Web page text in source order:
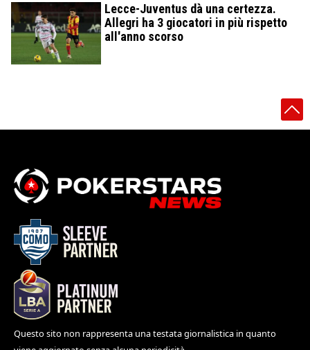
Lecce-Juventus dà una certezza.
Allegri ha 3 giocatori in più rispetto
all'anno scorso
Questo sito non rappresenta una testata giornalistica in quanto